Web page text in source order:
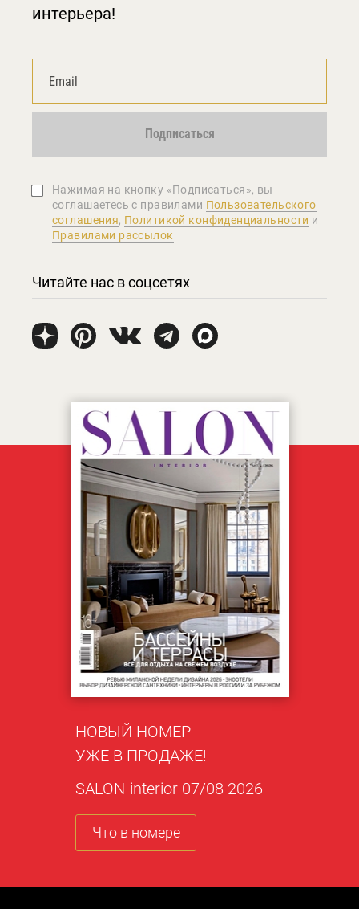
интерьера!
Подписаться
Нажимая на кнопку «Подписаться», вы
соглашаетеcь с правилами Пользовательского
соглашения, Политикой конфиденциальности и
Правилами рассылок
Читайте нас в соцсетях
НОВЫЙ НОМЕР
УЖЕ В ПРОДАЖЕ!
SALON-interior 07/08 2026
Что в номере